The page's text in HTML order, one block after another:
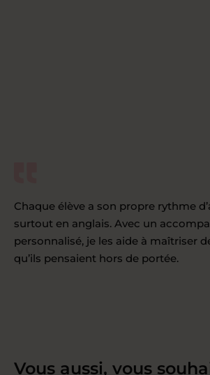
Chaque élève a son propre rythme
surtout en anglais. Avec un
personnalisé, je les aide à maîtriser
qu’ils pensaient hors de portée.
Vous aussi, vous